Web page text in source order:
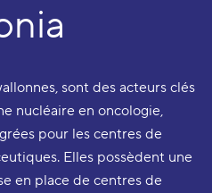
sont des acteurs clés
nucléaire en oncologie,
pour les centres de
Elles possèdent une
en place de centres de